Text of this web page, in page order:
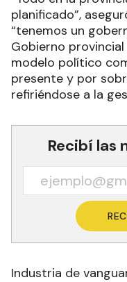
planificado”,
“tenemos un
Gobierno
modelo político
presente y por
refiriéndose a la
Recibí las
Industria de